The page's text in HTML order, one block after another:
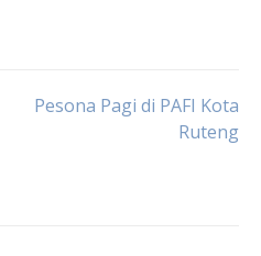
Pesona Pagi di PAFI Kota
Ruteng